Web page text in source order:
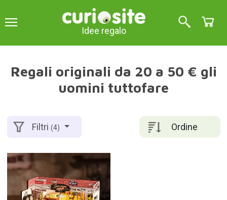
Idee regalo
Regali originali da 20 a 50 € gli
uomini tuttofare
Ordine
Filtri(4)